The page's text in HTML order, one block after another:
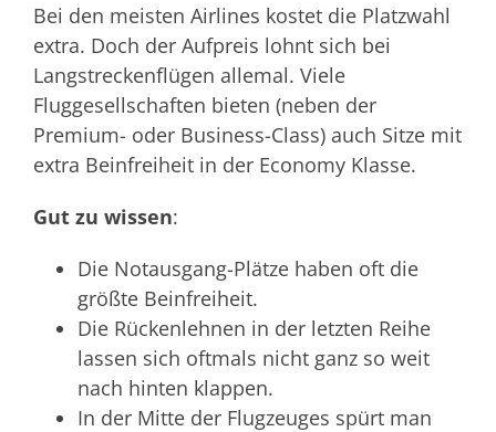
Bei den meisten Airlines kostet die Platzwahl
extra. Doch der Aufpreis lohnt sich bei
Langstreckenflügen allemal. Viele
Fluggesellschaften bieten (neben der
Premium- oder Business-Class) auch Sitze mit
extra Beinfreiheit in der Economy Klasse.
Gut zu wissen:
Die Notausgang-Plätze haben oft die
größte Beinfreiheit.
Die Rückenlehnen in der letzten Reihe
lassen sich oftmals nicht ganz so weit
nach hinten klappen.
In der Mitte der Flugzeuges spürt man